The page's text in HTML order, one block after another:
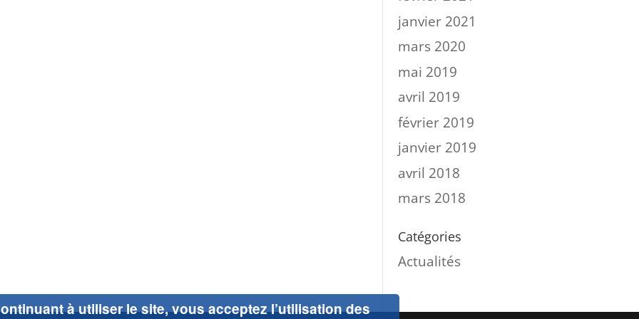
janvier 2021
mars 2020
mai 2019
avril 2019
février 2019
janvier 2019
avril 2018
mars 2018
Catégories
Actualités
à utiliser le site, vous acceptez l’utilisation des